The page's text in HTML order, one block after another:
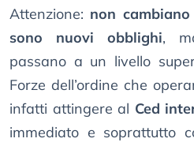
Attenzione: non
sono nuovi obblighi,
passano a un livello
Forze dell’ordine che
infatti attingere al Ced
immediato e soprattutto